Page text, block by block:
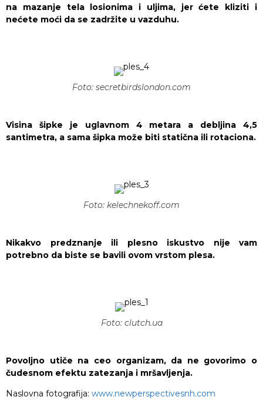
na mazanje tela losionima i uljima, jer ćete kliziti i
nećete moći da se zadržite u vazduhu.
Foto: secretbirdslondon.com
Visina šipke je uglavnom 4 metara a debljina 4,5
santimetra, a sama šipka može biti statična ili rotaciona.
Foto: kelechnekoff.com
Nikakvo predznanje ili plesno iskustvo nije vam
potrebno da biste se bavili ovom vrstom plesa.
Foto: clutch.ua
Povoljno utiče na ceo organizam, da ne govorimo o
čudesnom efektu zatezanja i mršavljenja.
Naslovna fotografija: www.newperspectivesnh.com